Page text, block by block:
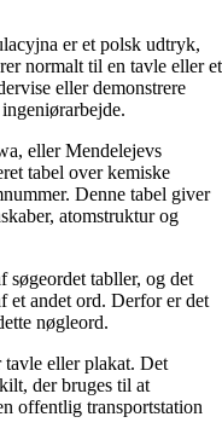
er et polsk udtryk,
normalt til en tavle eller et
eller demonstrere
eller Mendelejevs
tabel over kemiske
Denne tabel giver
atomstruktur og
tabller, og det
et andet ord. Derfor er det
nøgleord.
eller plakat. Det
der bruges til at
offentlig transportstation